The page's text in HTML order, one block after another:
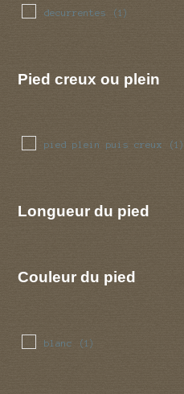
decurrentes (1)
Pied creux ou plein
pied plein puis creux (1)
Longueur du pied
Couleur du pied
blanc (1)